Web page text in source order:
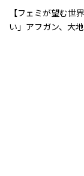
【フェミが望む世
い」アフガン、大